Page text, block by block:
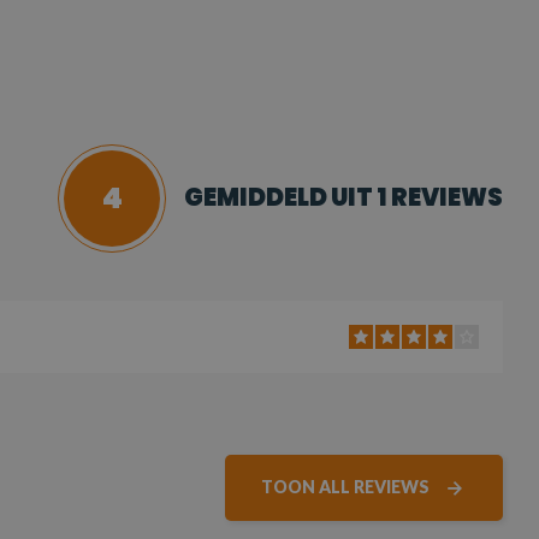
4 GEMIDDELD UIT 1 REVIEWS
TOON ALL REVIEWS